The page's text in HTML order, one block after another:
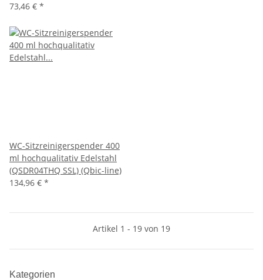
73,46 € *
WC-Sitzreinigerspender 400
ml hochqualitativ Edelstahl
(QSDR04THQ SSL) (Qbic-line)
134,96 € *
Artikel 1 - 19 von 19
Kategorien